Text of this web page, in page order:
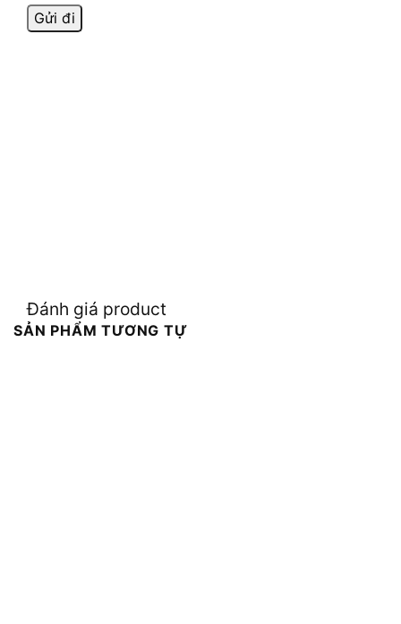
Đánh giá product
SẢN PHẨM TƯƠNG TỰ